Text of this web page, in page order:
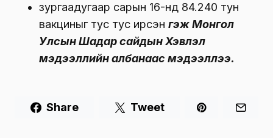
зургаадугаар сарын 16-нд 84.240 тун
вакциныг тус тус ирсэн гэж Монгол
Улсын Шадар сайдын Хэвлэл
мэдээллийн албанаас мэдээллээ.
Share Tweet